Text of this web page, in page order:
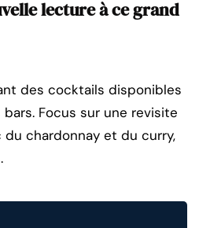
lecture à ce grand
des cocktails disponibles
Focus sur une revisite
du chardonnay et du curry,